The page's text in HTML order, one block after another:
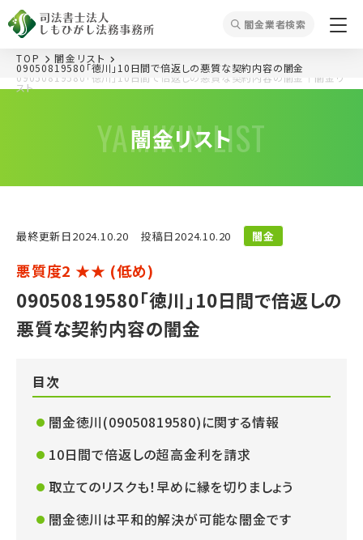
闇⾦業者検索
YAMIKIN LIST
闇⾦リスト
09050819580「徳川」10日間で倍返しの悪質な契約内容の闇金 ｜闇⾦リ
スト
TOP 闇⾦リスト
09050819580「徳川」10日間で倍返しの悪質な契約内容の闇金
最終更新⽇2024.10.20 投稿⽇2024.10.20 闇金
悪質度2 ★★ (低め)
09050819580「徳川」10日間で倍返しの
悪質な契約内容の闇金
目次
闇金徳川(09050819580)に関する情報
10日間で倍返しの超高金利を請求
取立てのリスクも！早めに縁を切りましょう
闇金徳川は平和的解決が可能な闇金です